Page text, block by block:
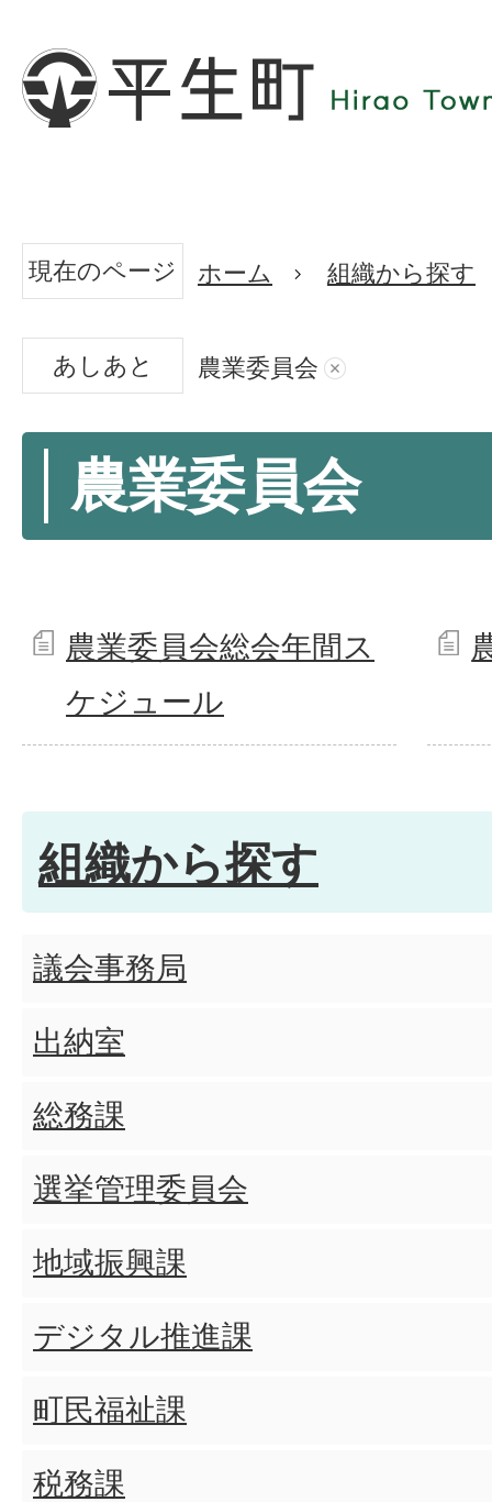
現在のページ ホーム 組織から探す
あしあと 農業委員会
農業委員会
農業委員会総会年間ス
ケジュール
組織から探す
議会事務局
出納室
総務課
選挙管理委員会
地域振興課
デジタル推進課
町民福祉課
税務課